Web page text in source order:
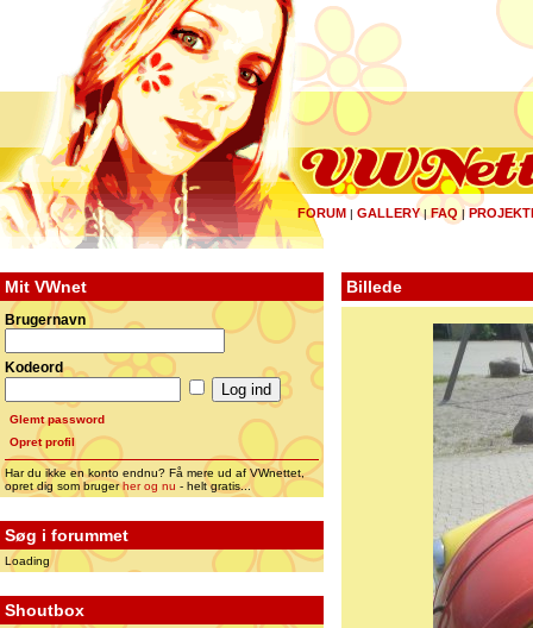
FORUM | GALLERY|FAQ |
Mit VWnet
Brugernavn
Kodeord
Glemt password
Opret profil
Har du ikke en konto endnu? Få mere ud af VWnettet,
opret dig som brugerher og nu - helt gratis...
Søg i forummet
Loading
Shoutbox
Billede